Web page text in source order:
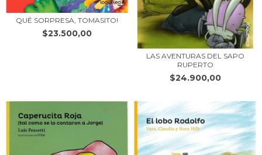
QUÉ SORPRESA, TOMASITO!
$23.500,00
LAS AVENTURAS DEL SAPO
RUPERTO
$24.900,00